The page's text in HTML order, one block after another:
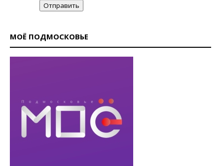
Отправить
МОЁ ПОДМОСКОВЬЕ